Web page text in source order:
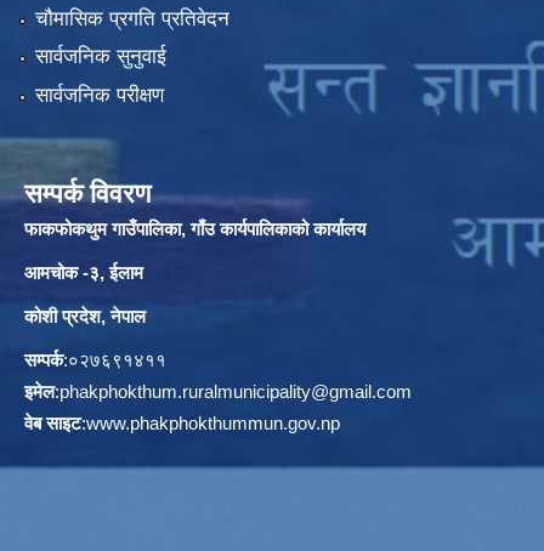
चौमासिक प्रगति प्रतिवेदन
सार्वजनिक सुनुवाई
सार्वजनिक परीक्षण
सम्पर्क विवरण
फाकफोकथुम गाउँपालिका, गाँउ कार्यपालिकाको कार्यालय
आमचोक -३, ईलाम
कोशी प्रदेश, नेपाल
सम्पर्क:०२७६९१४११
इमेल:phakphokthum.ruralmunicipality@gmail.com
वेब साइट:www.phakphokthummun.gov.np